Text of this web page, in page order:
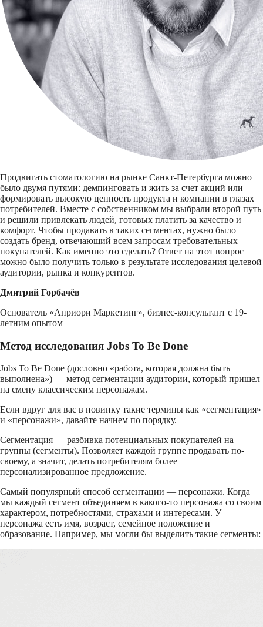
Продвигать стоматологию на рынке Санкт-Петербурга можно
было двумя путями: демпинговать и жить за счет акций или
формировать высокую ценность продукта и компании в глазах
потребителей. Вместе с собственником мы выбрали второй путь
и решили привлекать людей, готовых платить за качество и
комфорт. Чтобы продавать в таких сегментах, нужно было
создать бренд, отвечающий всем запросам требовательных
покупателей. Как именно это сделать? Ответ на этот вопрос
можно было получить только в результате исследования целевой
аудитории, рынка и конкурентов.
Дмитрий Горбачёв
Основатель «Априори Маркетинг», бизнес-консультант с 19-
летним опытом
Метод исследования Jobs To Be Done
Jobs To Be Done (дословно «работа, которая должна быть
выполнена») — метод сегментации аудитории, который пришел
на смену классическим персонажам.
Если вдруг для вас в новинку такие термины как «сегментация»
и «персонажи», давайте начнем по порядку.
Сегментация — разбивка потенциальных покупателей на
группы (сегменты). Позволяет каждой группе продавать по-
своему, а значит, делать потребителям более
персонализированное предложение.
Самый популярный способ сегментации — персонажи. Когда
мы каждый сегмент объединяем в какого-то персонажа со своим
характером, потребностями, страхами и интересами. У
персонажа есть имя, возраст, семейное положение и
образование. Например, мы могли бы выделить такие сегменты: